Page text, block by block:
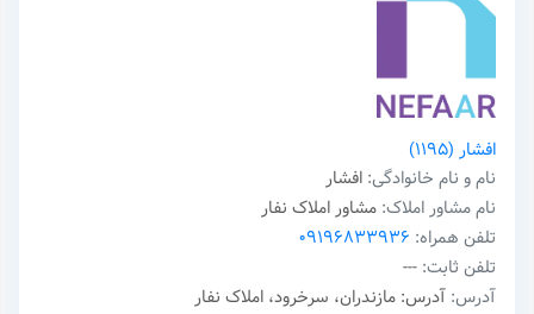
افشار (1195)
نام و نام خانوادگی: افشار
نام مشاور املاک: مشاور املاک نفار
تلفن همراه: 09196833936
تلفن ثابت: ---
آدرس: آدرس: مازندران، سرخرود، املاک نفار